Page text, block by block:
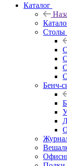
Каталог
Столы
Бенч-